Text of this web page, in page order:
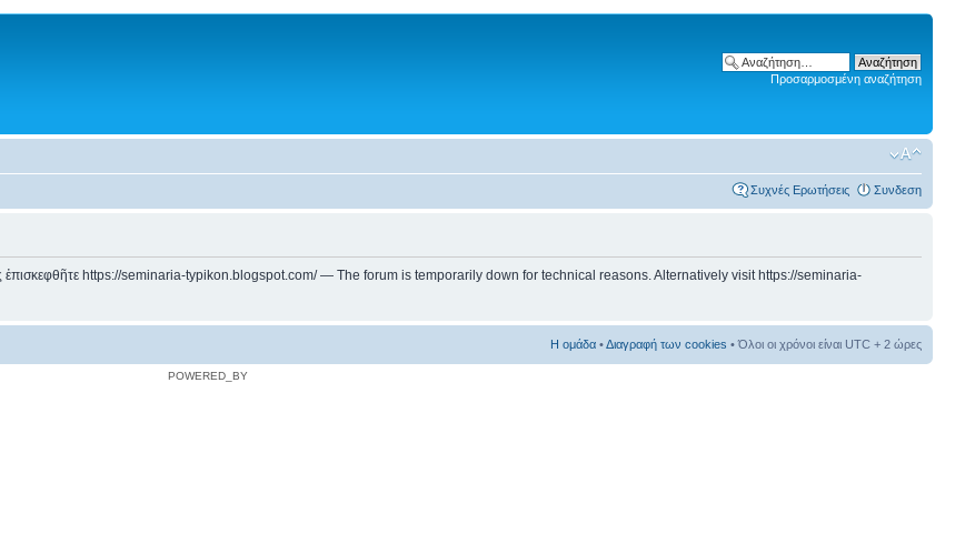
Προσαρμοσμένη αναζήτηση
Συχνές Ερωτήσεις Συνδεση
ἐπισκεφθῆτε https://seminaria-typikon.blogspot.com/ — The forum is temporarily down for technical reasons. Alternatively visit https://seminaria-
Η ομάδα •Διαγραφή των cookies • Όλοι οι χρόνοι είναι UTC + 2 ώρες
POWERED_BY